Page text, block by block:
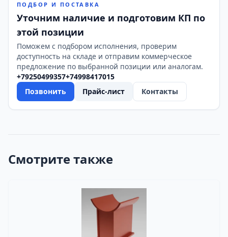
ПОДБОР И ПОСТАВКА
Уточним наличие и подготовим КП по
этой позиции
Поможем с подбором исполнения, проверим
доступность на складе и отправим коммерческое
предложение по выбранной позиции или аналогам.
+79250499357+74998417015
Позвонить
Прайс-лист Контакты
Смотрите также